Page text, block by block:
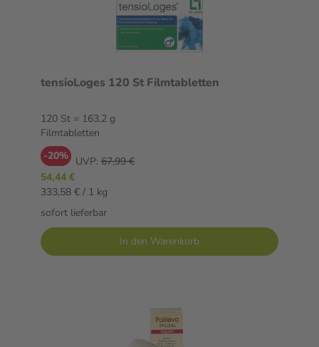
tensioLoges 120 St Filmtabletten
120 St = 163,2 g
Filmtabletten
-20% UVP: 67,99 €
54,44 €
333,58 € / 1 kg
sofort lieferbar
In den Warenkorb